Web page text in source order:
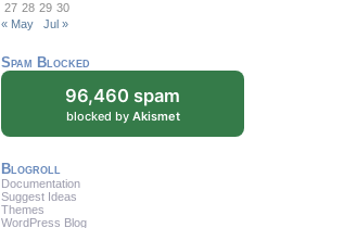
27 28 29 30
« May
Jul »
Spam Blocked
96,460 spam
blocked by Akismet
Blogroll
Documentation
Suggest Ideas
Themes
WordPress Blog